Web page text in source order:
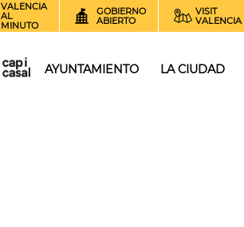
VALENCIA
AL
MINUTO
GOBIERNO
ABIERTO
VISIT
VALENCIA
AYUNTAMIENTO LA CIUDAD